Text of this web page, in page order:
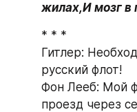
жилах,И мозг в
* * *
Гитлер:
русский флот!
Фон Лееб: Мой
проезд через